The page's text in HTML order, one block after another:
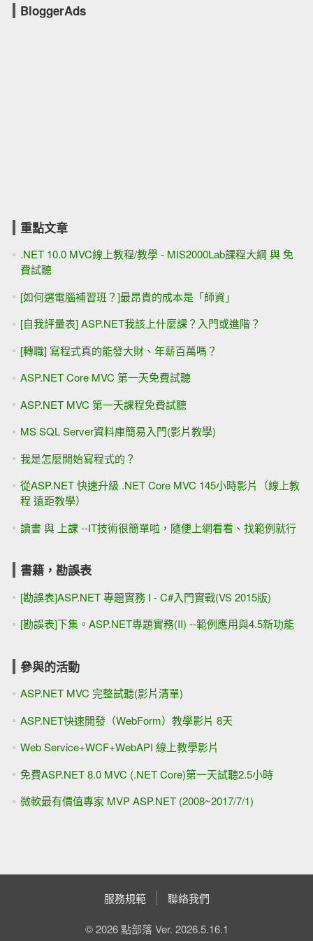
BloggerAds
重點文章
.NET 10.0 MVC線上教程/教學 - MIS2000Lab課程大綱 與 免
費試聽
[如何選電腦補習班？]最昂貴的成本是「師資」
[自我評量表] ASP.NET我該上什麼課？入門或進階？
[轉職] 寫程式真的能發大財、年薪百萬嗎？
ASP.NET Core MVC 第一天免費試聽
ASP.NET MVC 第一天課程免費試聽
MS SQL Server資料庫簡易入門(影片教學)
我是怎麼開始寫程式的？
從ASP.NET 快速升級 .NET Core MVC 145小時影片（線上教
程 遠距教學）
讀書 與 上課 --IT技術很簡單啦，隨便上網看看、找範例就行
書籍，勘誤表
[勘誤表]ASP.NET 專題實務 I - C#入門實戰(VS 2015版)
[勘誤表]下集。ASP.NET專題實務(II) --範例應用與4.5新功能
參與的活動
ASP.NET MVC 完整試聽(影片清單)
ASP.NET快速開發（WebForm）教學影片 8天
Web Service+WCF+WebAPI 線上教學影片
免費ASP.NET 8.0 MVC (.NET Core)第一天試聽2.5小時
微軟最有價值專家 MVP ASP.NET (2008~2017/7/1)
服務規範 聯絡我們
© 2026 點部落 Ver. 2026.5.16.1